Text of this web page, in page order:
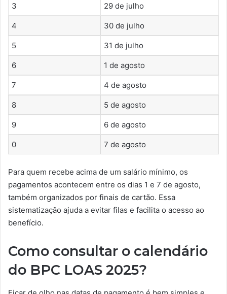
3 29 de julho
4 30 de julho
5 31 de julho
6 1 de agosto
7 4 de agosto
8 5 de agosto
9 6 de agosto
0 7 de agosto
Para quem recebe acima de um salário mínimo, os
pagamentos acontecem entre os dias 1 e 7 de agosto,
também organizados por finais de cartão. Essa
sistematização ajuda a evitar filas e facilita o acesso ao
benefício.
Como consultar o calendário
do BPC LOAS 2025?